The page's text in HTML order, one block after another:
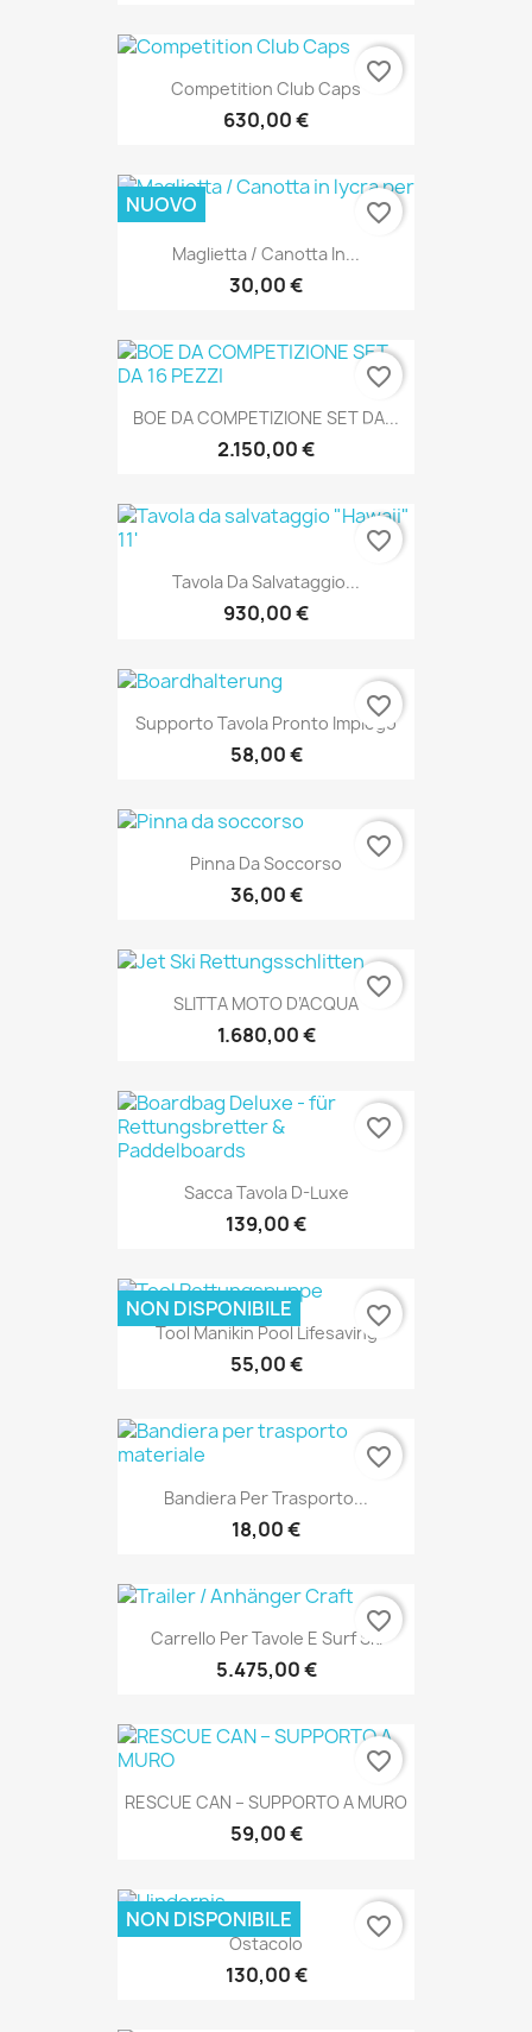
Competition Club Caps
630,00 €
favorite_border
Maglietta / Canotta In...
30,00 €
NUOVO favorite_border
BOE DA COMPETIZIONE SET DA...
2.150,00 €
favorite_border
Tavola Da Salvataggio...
930,00 €
favorite_border
Supporto Tavola Pronto Impiego
58,00 €
favorite_border
Pinna Da Soccorso
36,00 €
favorite_border
SLITTA MOTO D’ACQUA
1.680,00 €
favorite_border
Sacca Tavola D-Luxe
139,00 €
favorite_border
Tool Manikin Pool Lifesaving
55,00 €
NON DISPONIBILE favorite_border
Bandiera Per Trasporto...
18,00 €
favorite_border
Carrello Per Tavole E Surf Ski
5.475,00 €
favorite_border
RESCUE CAN – SUPPORTO A MURO
59,00 €
favorite_border
Ostacolo
130,00 €
NON DISPONIBILE favorite_border